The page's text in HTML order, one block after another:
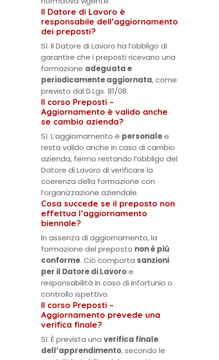
Il Datore di Lavoro è
responsabile dell’aggiornamento
dei preposti?
Sì. Il Datore di Lavoro ha l’obbligo di
garantire che i preposti ricevano una
formazione adeguata e
periodicamente aggiornata, come
previsto dal D.Lgs. 81/08.
Il corso Preposti –
Aggiornamento è valido anche
se cambio azienda?
Sì. L’aggiornamento è personalee
resta valido anche in caso di cambio
azienda, fermo restando l’obbligo del
Datore di Lavoro di verificare la
coerenza della formazione con
l’organizzazione aziendale.
Cosa succede se il preposto non
effettua l’aggiornamento
biennale?
In assenza di aggiornamento, la
formazione del preposto non è più
conforme. Ciò comporta sanzioni
per il Datore di Lavoroe
responsabilità in caso di infortunio o
controllo ispettivo.
Il corso Preposti –
Aggiornamento prevede una
verifica finale?
Sì. È prevista una verifica finale
dell’apprendimento, secondo le